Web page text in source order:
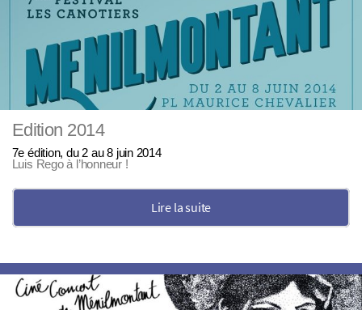
Edition 2014
7e édition, du 2 au 8 juin 2014
Luis Rego à l’honneur !
Lire la suite